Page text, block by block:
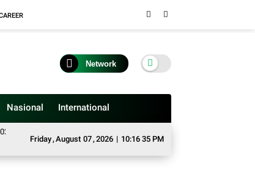
Network
Nasional International
Friday,August 07,2026 | 10:16 35 PM
Buka Tahun Sidang 2026-2027, Wako Ramlan Beri Apresiasi